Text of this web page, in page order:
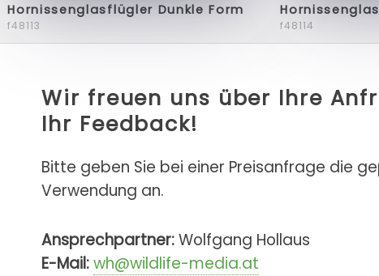
Hornissenglasflügler Dunkle Form
f48113 f48114
Wir freuen uns über Ihre
Ihr Feedback!
Bitte geben Sie bei einer Preisanfrage die
Verwendung an.
Ansprechpartner:Wolfgang Hollaus
E-Mail:wh@wildlife-media.at